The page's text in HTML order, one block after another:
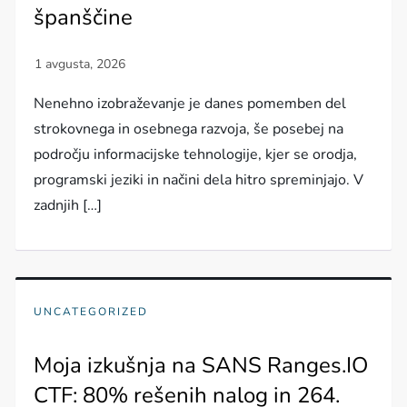
španščine
Nenehno izobraževanje je danes pomemben del
strokovnega in osebnega razvoja, še posebej na
področju informacijske tehnologije, kjer se orodja,
programski jeziki in načini dela hitro spreminjajo. V
zadnjih […]
UNCATEGORIZED
Moja izkušnja na SANS Ranges.IO
CTF: 80% rešenih nalog in 264.